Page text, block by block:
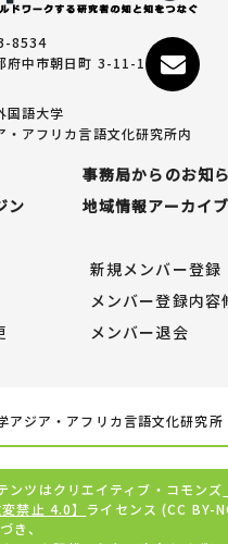
8534
府中市朝日町 3-11-1
国語大学
・アフリカ言語文化研究所内
事務局からのお知
ン
地域情報アーカイブ
新規メンバー登録
メンバー登録内容
メンバー退会
アジア・アフリカ言語文化研究所
ンツはクリエイティブ・コモンズ
禁止 4.0】 ライセンス (CC BY-
き、